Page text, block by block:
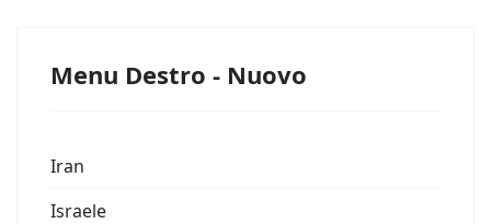
Menu Destro - Nuovo
Iran
Israele